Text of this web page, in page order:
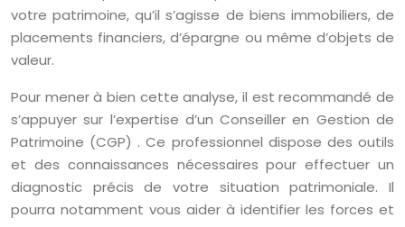
votre patrimoine, qu’il s’agisse de biens immobiliers, de
placements financiers, d’épargne ou même d’objets de
valeur.
Pour mener à bien cette analyse, il est recommandé de
s’appuyer sur l’expertise d’un Conseiller en Gestion de
Patrimoine (CGP) . Ce professionnel dispose des outils
et des connaissances nécessaires pour effectuer un
diagnostic précis de votre situation patrimoniale. Il
pourra notamment vous aider à identifier les forces et